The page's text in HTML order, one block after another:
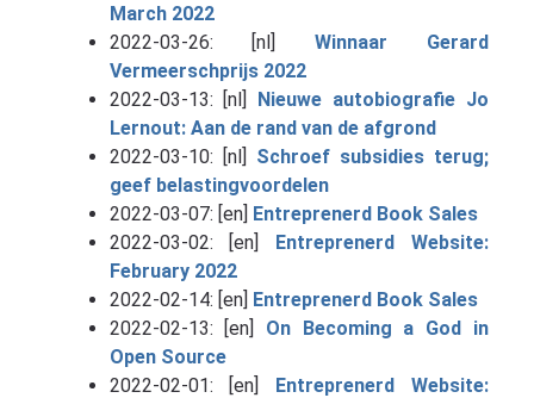
March 2022
2022-03-26: [nl] Winnaar Gerard
Vermeerschprijs 2022
2022-03-13: [nl] Nieuwe autobiografie Jo
Lernout: Aan de rand van de afgrond
2022-03-10: [nl] Schroef subsidies terug;
geef belastingvoordelen
2022-03-07: [en] Entreprenerd Book Sales
2022-03-02: [en] Entreprenerd Website:
February 2022
2022-02-14: [en] Entreprenerd Book Sales
2022-02-13: [en] On Becoming a God in
Open Source
2022-02-01: [en] Entreprenerd Website: